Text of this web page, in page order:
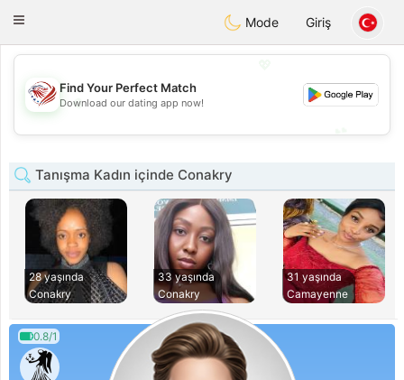
Dating
Toggle
Mode Giriş
💖
💕
Find Your Perfect Match
Download our dating app now!
Tanışma Kadın içinde Conakry
28 yaşında
Conakry
33 yaşında
Conakry
31 yaşında
Camayenne
0.8/1